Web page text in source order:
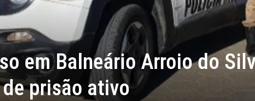
em Balneário Arroio do
prisão ativo